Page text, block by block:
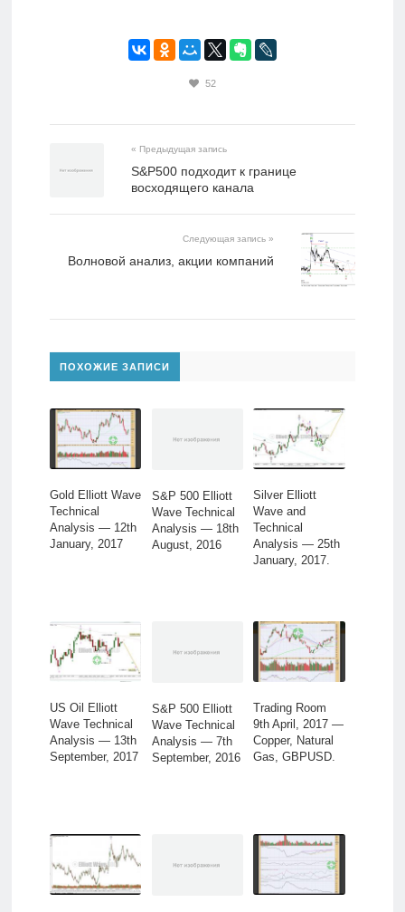
52
« Предыдущая запись
S&P500 подходит к границе
восходящего канала
Следующая запись »
Волновой анализ, акции компаний
ПОХОЖИЕ ЗАПИСИ
Gold Elliott Wave
Technical
Analysis — 12th
January, 2017
S&P 500 Elliott
Wave Technical
Analysis — 18th
August, 2016
Silver Elliott
Wave and
Technical
Analysis — 25th
January, 2017.
US Oil Elliott
Wave Technical
Analysis — 13th
September, 2017
S&P 500 Elliott
Wave Technical
Analysis — 7th
September, 2016
Trading Room
9th April, 2017 —
Copper, Natural
Gas, GBPUSD.